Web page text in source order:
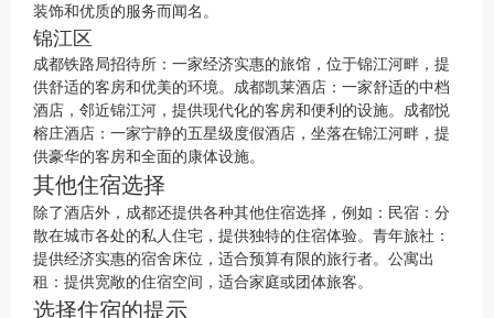
装饰和优质的服务而闻名。
锦江区
成都铁路局招待所：一家经济实惠的旅馆，位于锦江河畔，提
供舒适的客房和优美的环境。成都凯莱酒店：一家舒适的中档
酒店，邻近锦江河，提供现代化的客房和便利的设施。成都悦
榕庄酒店：一家宁静的五星级度假酒店，坐落在锦江河畔，提
供豪华的客房和全面的康体设施。
其他住宿选择
除了酒店外，成都还提供各种其他住宿选择，例如：民宿：分
散在城市各处的私人住宅，提供独特的住宿体验。青年旅社：
提供经济实惠的宿舍床位，适合预算有限的旅行者。公寓出
租：提供宽敞的住宿空间，适合家庭或团体旅客。
选择住宿的提示